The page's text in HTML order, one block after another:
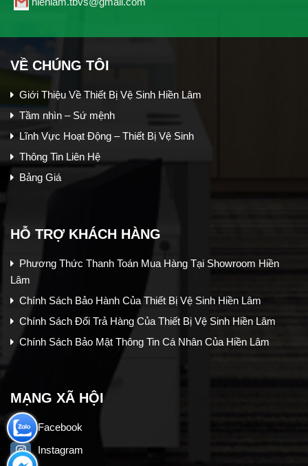
VỀ CHÚNG TÔI
Giới Thiệu Về Thiết Bị Vệ Sinh Hiền Lâm
Tầm nhìn – Sứ mệnh
Lĩnh Vực Hoạt Động – Thiết Bị Vệ Sinh
Thông Tin Liên Hệ
Bảng Giá
HỖ TRỢ KHÁCH HÀNG
Phương Thức Thanh Toán Mua Hàng Tại Showroom Hiền
Lâm
Chính Sách Bảo Hành Của Thiết Bị Vệ Sinh Hiền Lâm
Chính Sách Đổi Trả Hàng Của Thiết Bị Vệ Sinh Hiền Lâm
Chính Sách Bảo Mật Thông Tin Cá Nhân Của Hiền Lâm
MẠNG XÃ HỘI
Facebook
Instagram